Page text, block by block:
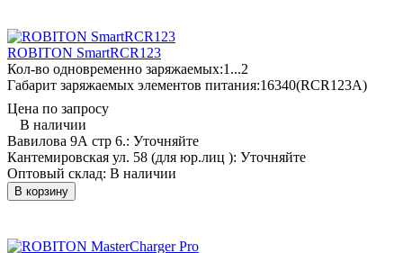
ROBITON SmartRCR123
Кол-во одновременно заряжаемых:1...2
Габарит заряжаемых элементов питания:16340(RCR123A)
Цена по запросу
В наличии
Вавилова 9А стр 6.: Уточняйте
Кантемировская ул. 58 (для юр.лиц ): Уточняйте
Оптовый склад: В наличии
В корзину